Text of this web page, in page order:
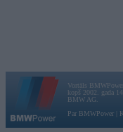
Vortāls
kopš 2002. gada
BMW AG.
Par BMWPower